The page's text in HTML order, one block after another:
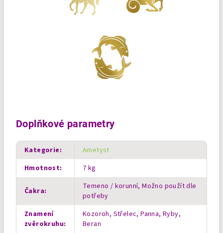
Doplňkové parametry
Kategorie:
Ametyst
Hmotnost: 7 kg
Čakra:
Temeno / korunní, Možno použít dle
potřeby
Znamení
zvěrokruhu:
Kozoroh, Střelec, Panna, Ryby,
Beran